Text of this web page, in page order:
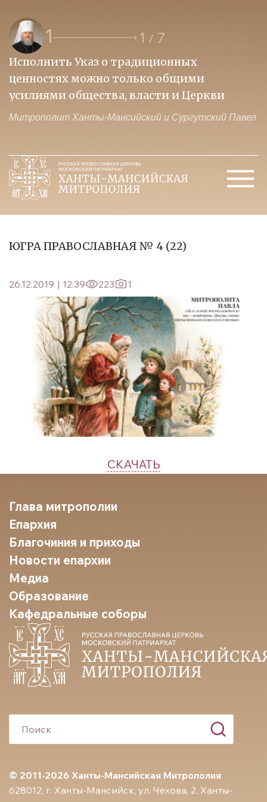
1 1 / 7
Исполнить Указ о традиционных
ценностях можно только общими
усилиями общества, власти и Церкви
Митрополит Ханты-Мансийский и Сургутский Павел
ЮГРА ПРАВОСЛАВНАЯ № 4 (22)
26.12.2019 | 12:39 223 1
СКАЧАТЬ
© 2011-2026 Ханты-Мансийская Митрополия
628012, г. Ханты-Мансийск, ул. Чехова, 2. Ханты-
Глава митрополии
Епархия
Благочиния и приходы
Новости епархии
Медиа
Образование
Кафедральные соборы